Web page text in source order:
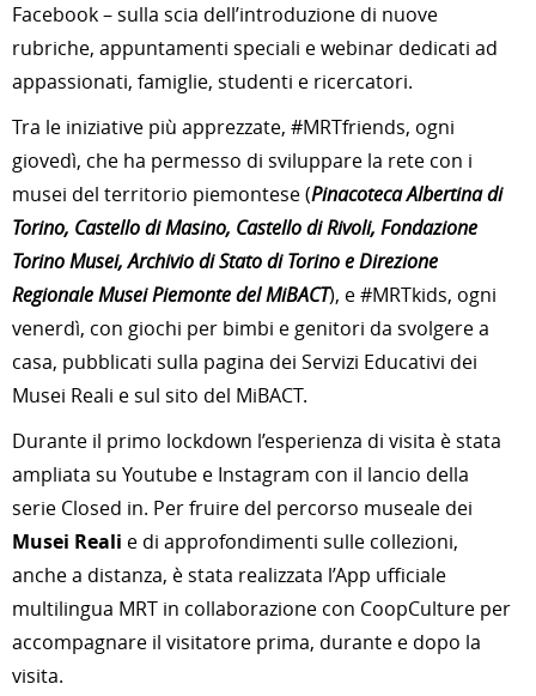
Facebook – sulla scia dell’introduzione di nuove
rubriche, appuntamenti speciali e webinar dedicati ad
appassionati, famiglie, studenti e ricercatori.
Tra le iniziative più apprezzate, #MRTfriends, ogni
giovedì, che ha permesso di sviluppare la rete con i
musei del territorio piemontese (Pinacoteca Albertina di
Torino, Castello di Masino, Castello di Rivoli, Fondazione
Torino Musei, Archivio di Stato di Torino e Direzione
Regionale Musei Piemonte del MiBACT), e #MRTkids, ogni
venerdì, con giochi per bimbi e genitori da svolgere a
casa, pubblicati sulla pagina dei Servizi Educativi dei
Musei Reali e sul sito del MiBACT.
Durante il primo lockdown l’esperienza di visita è stata
ampliata su Youtube e Instagram con il lancio della
serie Closed in. Per fruire del percorso museale dei
Musei Reali e di approfondimenti sulle collezioni,
anche a distanza, è stata realizzata l’App ufficiale
multilingua MRT in collaborazione con CoopCulture per
accompagnare il visitatore prima, durante e dopo la
visita.